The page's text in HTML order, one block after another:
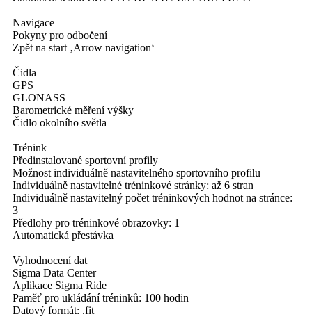
Navigace
Pokyny pro odbočení
Zpět na start ‚Arrow navigation‘
Čidla
GPS
GLONASS
Barometrické měření výšky
Čidlo okolního světla
Trénink
Předinstalované sportovní profily
Možnost individuálně nastavitelného sportovního profilu
Individuálně nastavitelné tréninkové stránky: až 6 stran
Individuálně nastavitelný počet tréninkových hodnot na stránce:
3
Předlohy pro tréninkové obrazovky: 1
Automatická přestávka
Vyhodnocení dat
Sigma Data Center
Aplikace Sigma Ride
Paměť pro ukládání tréninků: 100 hodin
Datový formát: .fit